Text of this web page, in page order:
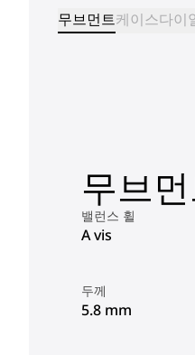
무브먼트케이스다이
무브
밸런스 휠
A vis
두께
5.8 mm